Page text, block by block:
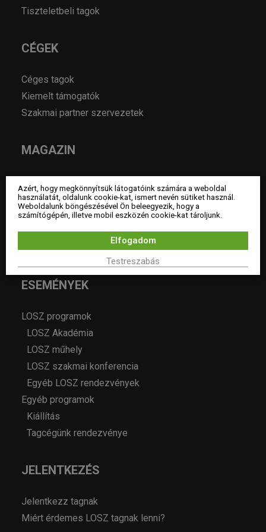
Tiszteletbeli tagok
CÉGEK
Céges tagok
Kiemelt támogatók
Szakmai partner szervezetek
MAGAZIN
Év lakberendezője pályázatok
Pályázatok
Álláshirdetés
Archívum
ESEMÉNYEK
LOSZ programok
LOSZ Akadémia
LOSZ műhely
LOSZ szakmai konferencia
Egyéb LOSZ rendezvények
Egyéb programok
Kiállítás
Tagcégünk rendezvénye
JELENTKEZÉS
Jelentkezz tagnak
Miért érdemes LOSZ tagnak lenni?
Azért, hogy megkönnyítsük látogatóink számára a weboldal
használatát, oldalunk cookie-kat, ismert nevén sütiket használ.
Weboldalunk böngészésével Ön beleegyezik, hogy a
számítógépén, illetve mobil eszközén cookie-kat tároljunk.
Testreszabás
Elfogadom